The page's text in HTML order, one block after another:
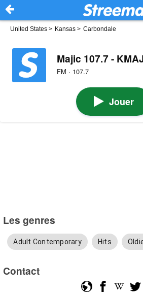
United States > Kansas > Carbondale
Majic 107.7 -
FM · 107.7
Jouer
Les genres
Adult Contemporary Hits
Contact